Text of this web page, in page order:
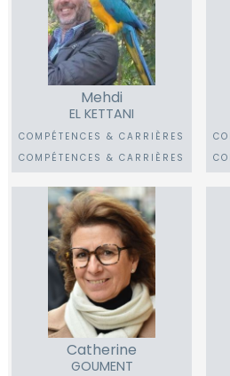
Mehdi
EL KETTANI
COMPÉTENCES & CARRIÈRES
COMPÉTENCES & CARRIÈRES
Catherine
GOUMENT